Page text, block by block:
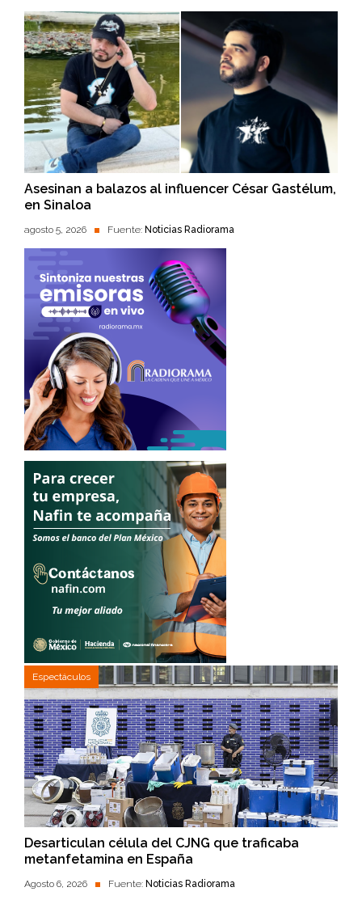
Asesinan a balazos al influencer César Gastélum,
en Sinaloa
agosto 5, 2026 Fuente: Noticias Radiorama
Espectáculos
Desarticulan célula del CJNG que traficaba
metanfetamina en España
Agosto 6, 2026 Fuente: Noticias Radiorama